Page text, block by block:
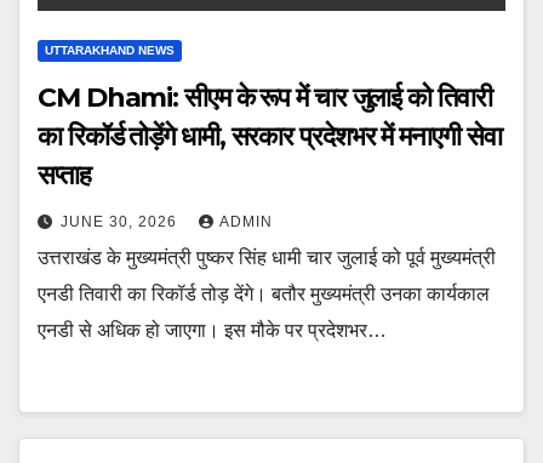
UTTARAKHAND NEWS
CM Dhami: सीएम के रूप में चार जुलाई को तिवारी
का रिकॉर्ड तोड़ेंगे धामी, सरकार प्रदेशभर में मनाएगी सेवा
सप्ताह
JUNE 30, 2026 ADMIN
उत्तराखंड के मुख्यमंत्री पुष्कर सिंह धामी चार जुलाई को पूर्व मुख्यमंत्री
एनडी तिवारी का रिकॉर्ड तोड़ देंगे। बतौर मुख्यमंत्री उनका कार्यकाल
एनडी से अधिक हो जाएगा। इस मौके पर प्रदेशभर…